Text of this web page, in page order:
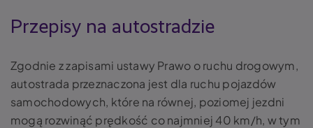
Przepisy na autostradzie
Zgodnie z zapisami ustawy Prawo o ruchu drogowym,
autostrada przeznaczona jest dla ruchu pojazdów
samochodowych, które na równej, poziomej jezdni
mogą rozwinąć prędkość co najmniej 40 km/h, w tym